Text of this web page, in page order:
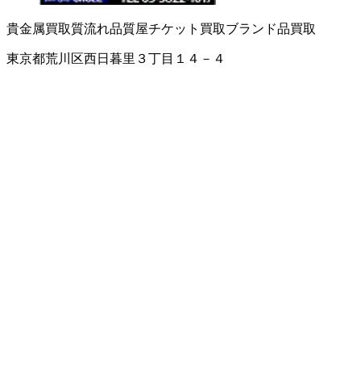
貴金属買取質流れ品質屋チケット買取ブランド品買取
東京都荒川区西日暮里３丁目１４－４